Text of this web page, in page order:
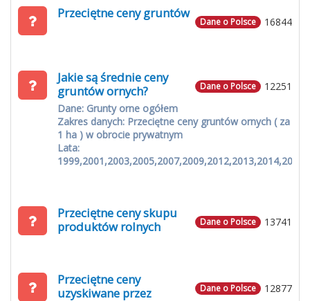
16844
Dane o Polsce
Przeciętne ceny gruntów
12251
Dane o Polsce
Jakie są średnie ceny
gruntów ornych?
Dane: Grunty orne ogółem
Zakres danych: Przeciętne ceny gruntów ornych ( za
1 ha ) w obrocie prywatnym
Lata:
1999,2001,2003,2005,2007,2009,2012,2013,2014,2015
13741
Dane o Polsce
Przeciętne ceny skupu
produktów rolnych
12877
Dane o Polsce
Przeciętne ceny
uzyskiwane przez